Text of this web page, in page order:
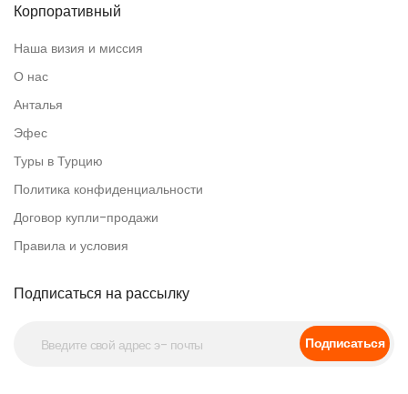
Корпоративный
Наша визия и миссия
О нас
Анталья
Эфес
Туры в Турцию
Политика конфиденциальности
Договор купли-продажи
Правила и условия
Подписаться на рассылку
Подписаться